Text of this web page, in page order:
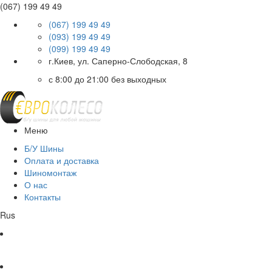
(067) 199 49 49
(067) 199 49 49
(093) 199 49 49
(099) 199 49 49
г.Киев, ул. Саперно-Слободская, 8
с 8:00 до 21:00 без выходных
Меню
Б/У Шины
Оплата и доставка
Шиномонтаж
О нас
Контакты
Rus